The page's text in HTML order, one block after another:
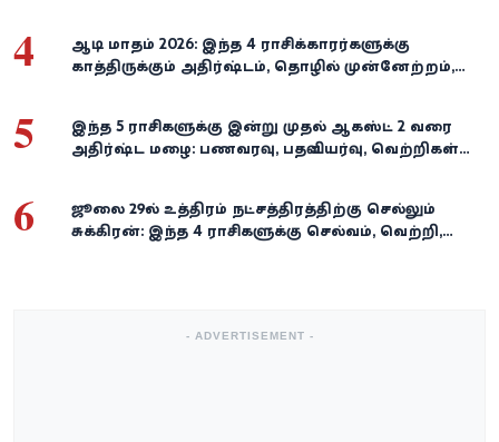
4
ஆடி மாதம் 2026: இந்த 4 ராசிக்காரர்களுக்கு
காத்திருக்கும் அதிர்ஷ்டம், தொழில் முன்னேற்றம்,
5
இந்த 5 ராசிகளுக்கு இன்று முதல் ஆகஸ்ட் 2 வரை
அதிர்ஷ்ட மழை: பணவரவு, பதவி உயர்வு, வெற்றிகள்
6
ஜூலை 29-ல் உத்திரம் நட்சத்திரத்திற்கு செல்லும்
சுக்கிரன்: இந்த 4 ராசிகளுக்கு செல்வம், வெற்றி,
- ADVERTISEMENT -